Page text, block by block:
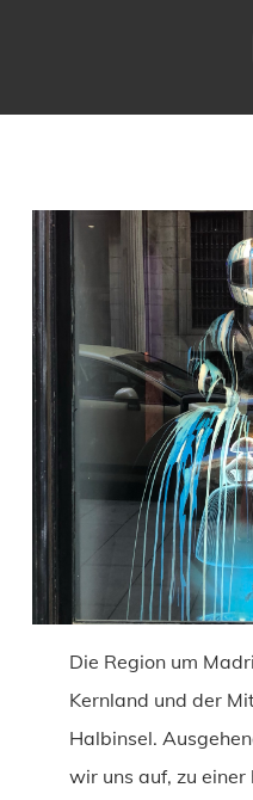
Die Region um
Kernland und der
Halbinsel.
wir uns auf, zu einer